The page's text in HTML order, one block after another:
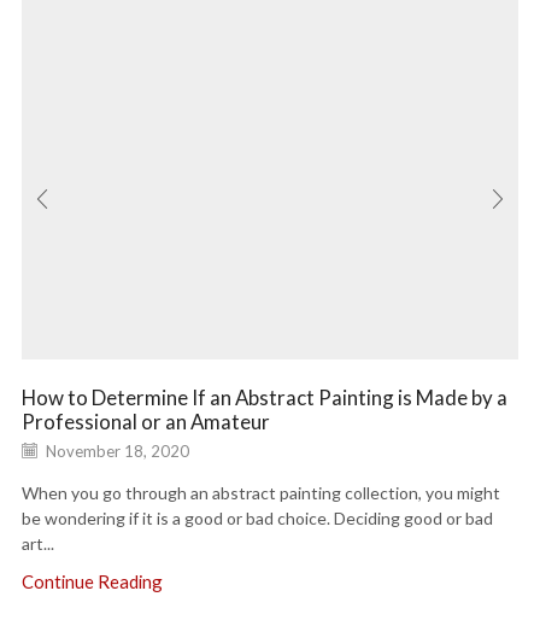
How to Determine If an Abstract Painting is Made by a
Professional or an Amateur
November 18, 2020
When you go through an abstract painting collection, you might
be wondering if it is a good or bad choice. Deciding good or bad
art...
Continue Reading